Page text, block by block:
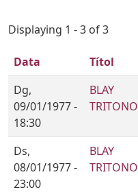
Displaying 1 - 3 of 3
Data Títol
Dg,
09/01/1977 -
18:30
BLAY
TRITONO
Ds,
08/01/1977 -
23:00
BLAY
TRITONO